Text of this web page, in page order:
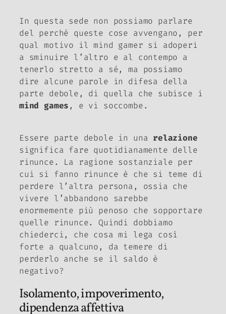
In questa sede non possiamo parlare
del perché queste cose avvengano, per
qual motivo il mind gamer si adoperi
a sminuire l’altro e al contempo a
tenerlo stretto a sé, ma possiamo
dire alcune parole in difesa della
parte debole, di quella che subisce i
mind games, e vi soccombe.
Essere parte debole in una relazione
significa fare quotidianamente delle
rinunce. La ragione sostanziale per
cui si fanno rinunce è che si teme di
perdere l’altra persona, ossia che
vivere l’abbandono sarebbe
enormemente più penoso che sopportare
quelle rinunce. Quindi dobbiamo
chiederci, che cosa mi lega così
forte a qualcuno, da temere di
perderlo anche se il saldo è
negativo?
Isolamento, impoverimento,
dipendenza affettiva